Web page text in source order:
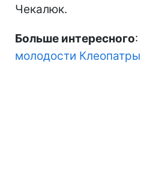
Чекалюк.
Больше интересного:
молодости Клеопатры